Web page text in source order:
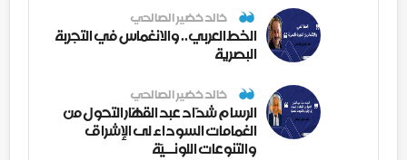
خالد خضير الصالحي
الخط العربي.. والانغماس في التجربة
البصرية
خالد خضير الصالحي
الرسام شدّاد عبد القهّار التحول من
الغمامات السوداء لى الإشراق
والتنوعات اللونــيّة